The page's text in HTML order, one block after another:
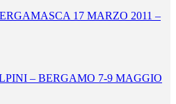
17 MARZO 2011 –
– BERGAMO 7-9 MAGGIO